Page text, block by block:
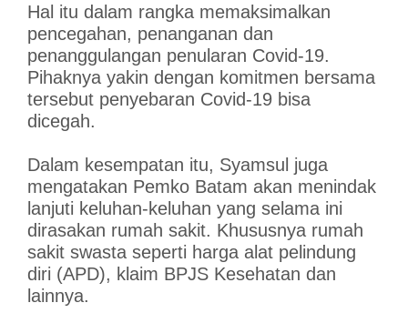
Hal itu dalam rangka memaksimalkan
pencegahan, penanganan dan
penanggulangan penularan Covid-19.
Pihaknya yakin dengan komitmen bersama
tersebut penyebaran Covid-19 bisa
dicegah.
Dalam kesempatan itu, Syamsul juga
mengatakan Pemko Batam akan menindak
lanjuti keluhan-keluhan yang selama ini
dirasakan rumah sakit. Khususnya rumah
sakit swasta seperti harga alat pelindung
diri (APD), klaim BPJS Kesehatan dan
lainnya.